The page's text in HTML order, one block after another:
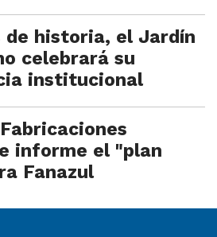
de historia, el Jardín
celebrará su
institucional
informe el "plan
Fanazul